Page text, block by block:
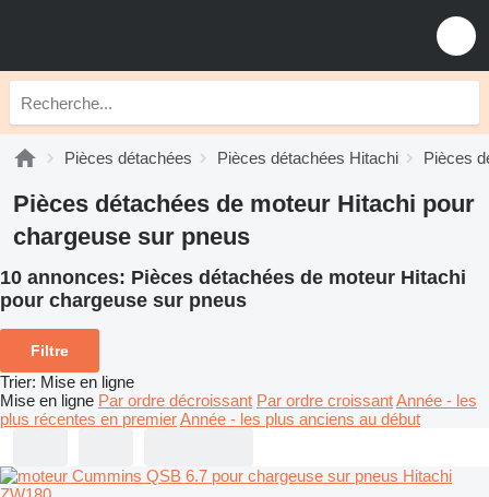
Pièces détachées Pièces détachées Hitachi Pièces
Pièces détachées de moteur Hitachi pour
chargeuse sur pneus
10 annonces: Pièces détachées de moteur Hitachi
pour chargeuse sur pneus
Filtre
Trier: Mise en ligne
Mise en ligne Par ordre décroissant Par ordre croissantAnnée - les
plus récentes en premierAnnée - les plus anciens au début